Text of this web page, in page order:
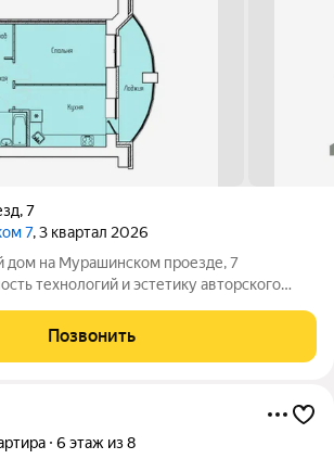
,7
7, 3 квартал 2026
дом на Мурашинском проезде, 7
технологий и эстетику авторского
качество строительства,
Дом
Позвонить
6 этаж из 8